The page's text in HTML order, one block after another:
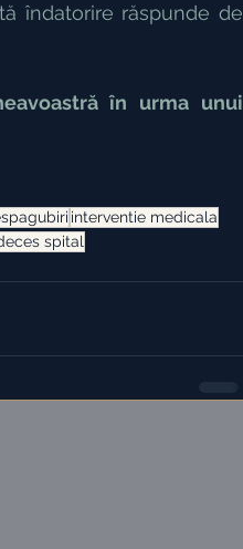
îndatorire răspunde de
în urma unui
interventie medicala
spital